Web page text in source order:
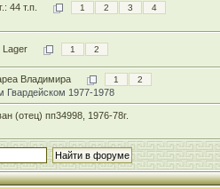
44 т.п. 1 2 3 4
Lager 1 2
Владимира 1 2
Гвардейском 1977-1978
(отец) пп34998, 1976-78г.